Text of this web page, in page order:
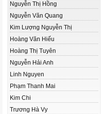
Nguyễn Thị Hồng
Nguyễn Văn Quang
Kim Lượng Nguyễn Thị
Hoàng Văn Hiếu
Hoàng Thị Tuyên
Nguyễn Hải Anh
Linh Nguyen
Phạm Thanh Mai
Kim Chi
Trương Hà Vy